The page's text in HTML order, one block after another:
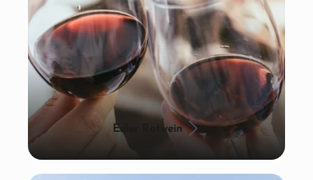
Edler Rotwein